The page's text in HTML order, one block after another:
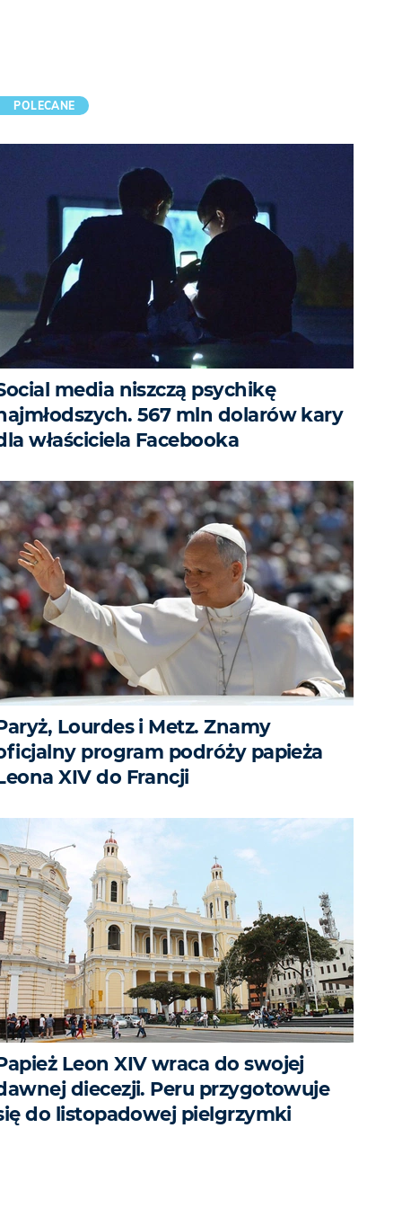
POLECANE
media niszczą psychikę
567 mln dolarów kary
właściciela Facebooka
Lourdes i Metz. Znamy
program podróży papieża
XIV do Francji
Leon XIV wraca do swojej
diecezji. Peru przygotowuje
do listopadowej pielgrzymki